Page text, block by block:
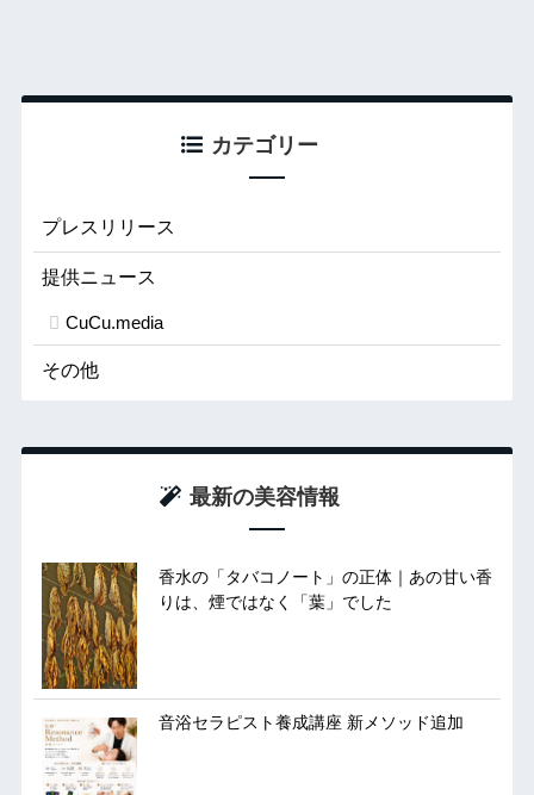
カテゴリー
プレスリリース
提供ニュース
CuCu.media
その他
最新の美容情報
香水の「タバコノート」の正体｜あの甘い香
りは、煙ではなく「葉」でした
音浴セラピスト養成講座 新メソッド追加